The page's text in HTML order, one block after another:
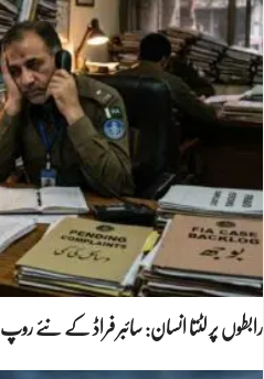
رابطوں پر لٹتا انسان: سائبر فراڈ کے نئے روپ